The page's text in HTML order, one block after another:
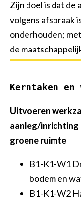
Zijn doel is dat de
volgens afspraak
onderhouden;
de
Kerntaken en
Uitvoeren
aanleg/inrichting
groene ruimte
B1-K1-W1
bodem en
B1-K1-W2